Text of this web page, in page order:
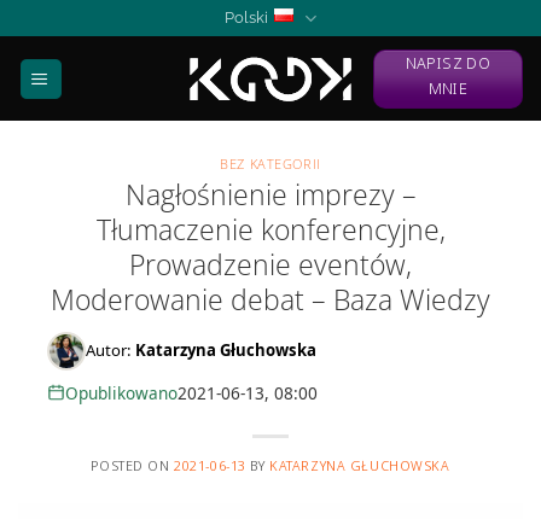
content
Polski
NAPISZ DO
MNIE
BEZ KATEGORII
Nagłośnienie imprezy –
Tłumaczenie konferencyjne,
Prowadzenie eventów,
Moderowanie debat – Baza Wiedzy
Autor: Katarzyna Głuchowska
Opublikowano2021-06-13, 08:00
POSTED ON2021-06-13 BY KATARZYNA GŁUCHOWSKA